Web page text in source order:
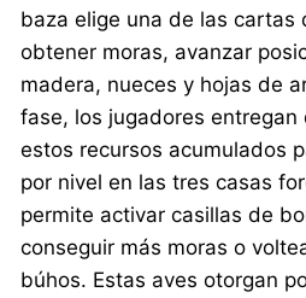
baza elige una de las cartas
obtener moras, avanzar
madera, nueces y hojas de
fase, los jugadores entregan
estos recursos acumulados
por nivel en las tres casas
permite activar casillas de
conseguir más moras o
búhos. Estas aves otorgan